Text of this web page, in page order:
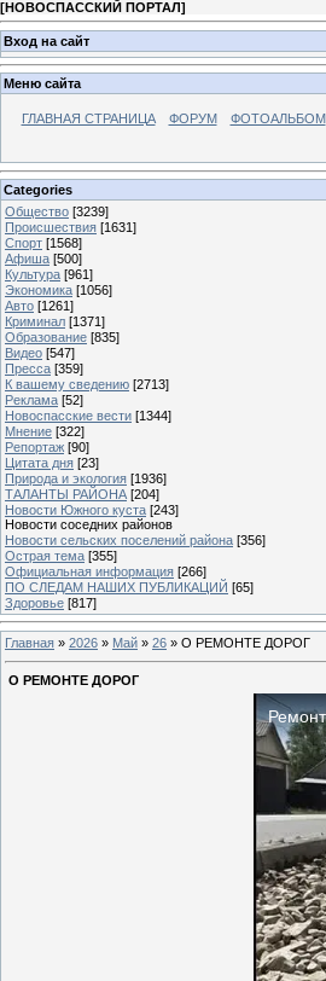
[НОВОСПАССКИЙ ПОРТАЛ]
Вход на сайт
Меню сайта
ГЛАВНАЯ СТРАНИЦА ФОРУМ ФОТОАЛЬБОМ
Categories
Общество [3239]
Происшествия [1631]
Спорт [1568]
Афиша [500]
Культура [961]
Экономика [1056]
Авто [1261]
Криминал [1371]
Образование [835]
Видео [547]
Пресса [359]
К вашему сведению [2713]
Реклама [52]
Новоспасские вести [1344]
Мнение [322]
Репортаж [90]
Цитата дня [23]
Природа и экология [1936]
ТАЛАНТЫ РАЙОНА [204]
Новости Южного куста [243]
Новости соседних районов
Новости сельских поселений района [356]
Острая тема [355]
Официальная информация [266]
ПО СЛЕДАМ НАШИХ ПУБЛИКАЦИЙ [65]
Здоровье [817]
Главная » 2026 » Май » 26 » О РЕМОНТЕ ДОРОГ
О РЕМОНТЕ ДОРОГ